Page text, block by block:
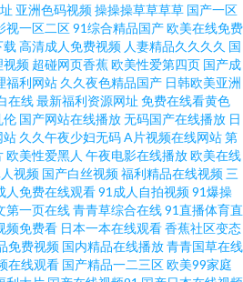
夜国产精品综合97 日韩精品自拍 论理片福
19P在线 久久精品成人 国产日韩久久 Www
国产精品51 东方成人超碰 亚洲高清视频三区
网 久久视屏 国产玖玖精品 肏屄自拍 91色情
成人在线影院 91久久久一区 最新国产精品 丝
机网站 黑丝袜后入在线观看 福利姬午夜精选
亚洲色码视频操操操草草草草 国产一区
视一区二区91综合精品国产欧美在线免费
载 高清成人免费视频 人妻精品久久久久 国
视频 超碰网页香蕉欧美性爱第四页 国产成
福利网站 久久夜色精品国产 日韩欧美亚洲
在线最新福利资源网址 免费在线看黄色
伦 国产网站在线播放无码国产在线播放 日
站 久久午夜少妇无码A片视频在线网站第
欧美性爱黑人 午夜电影在线播放欧美在线
视频 国产白丝视频福利精品在线视频 三
人免费在线观看91成人自拍视频91爆操
第一页在线青青草综合在线91直播体育直
频免费看 日本一本在线观看香蕉社区变态
免费视频 国内精品在线播放青青国草在线
在线观看 国产精品一二三区欧美99家庭